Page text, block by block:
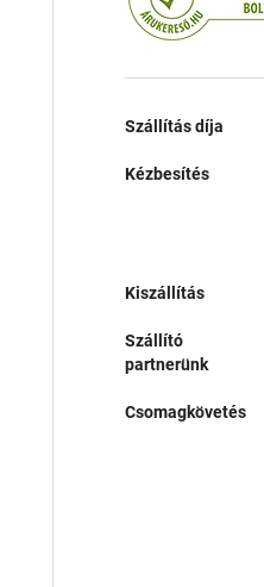
Szállítás díja
Kézbesítés
Kiszállítás
Szállító
partnerünk
Csomagkövetés